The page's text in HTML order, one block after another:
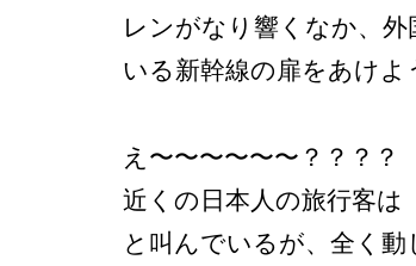
レンがなり響くなか、
いる新幹線の扉をあけよ
え〜〜〜〜〜〜？？？？
近くの日本人の旅行客は
と叫んでいるが、全く動